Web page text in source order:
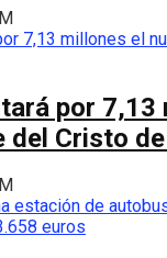
por 7,13
del Cristo